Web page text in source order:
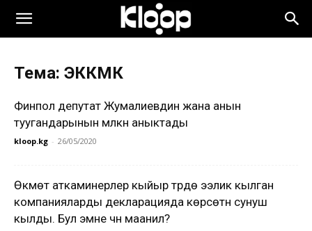
Тема: ЭККМК
Финпол депутат Жумалиевдин жана анын
туугандарынын мүлкүн аныктады
kloop.kg - 26/05/2020
Өкмөт аткаминерлер кыйыр түрдө ээлик кылган
компанияларды декларацияда көрсөтүүнү сунуш
кылды. Бул эмне үчүн маанилүү?